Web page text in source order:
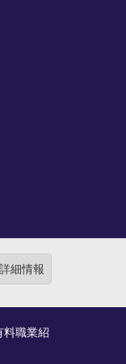
職業紹
詳細情報